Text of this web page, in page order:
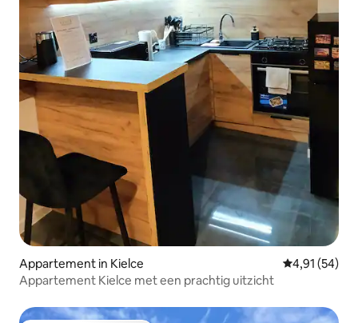
Appartement in Kielce Gemiddelde
4,91 (54)
Appartement Kielce met een prachtig uitzicht